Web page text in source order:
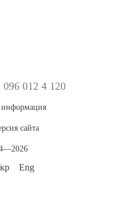
096 012 4 120
информация
сайта
Eng